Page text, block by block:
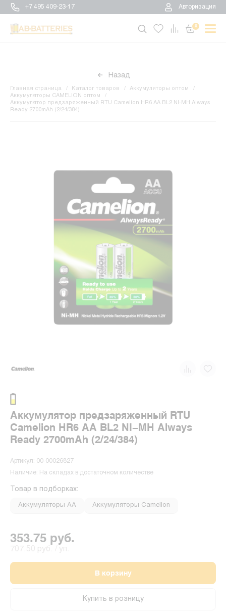
+7 495 409-23-17 Авторизация
0
Назад
Главная страница Каталог товаров
Аккумуляторы оптом
Аккумуляторы CAMELION оптом
Аккумулятор предзаряженный RTU Camelion HR6 AA BL2 NI-MH Always
Ready 2700mAh (2/24/384)
Аккумулятор предзаряженный RTU
Camelion HR6 AA BL2 NI-MH Always
Ready 2700mAh (2/24/384)
Артикул: 00-00026827
Наличие: На складах в достаточном количестве
Товар в подборках:
Аккумуляторы АА Аккумуляторы Camelion
353.75 руб.
В корзину
Купить в розницу